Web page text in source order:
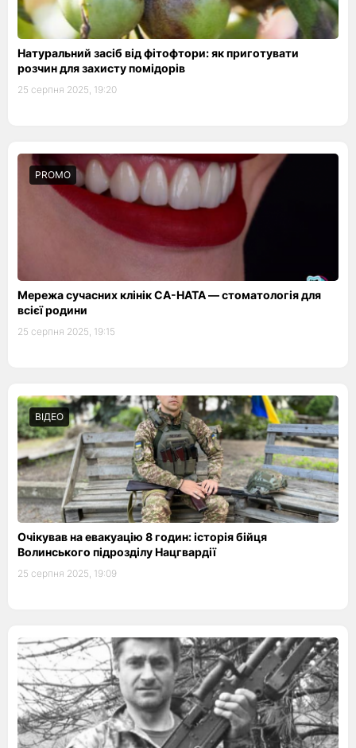
Натуральний засіб від фітофтори: як приготувати
розчин для захисту помідорів
25 серпня 2025, 19:20
PROMO
Мережа сучасних клінік СА-НАТА — стоматологія для
всієї родини
25 серпня 2025, 19:15
ВІДЕО
Очікував на евакуацію 8 годин: історія бійця
Волинського підрозділу Нацгвардії
25 серпня 2025, 19:09